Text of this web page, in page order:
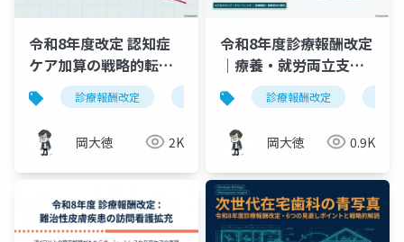
令和8年度改定 認知症
ケア加算の戦略的転換
｜点数引き上げと身体
的拘束減算の強化
診療報酬改定 認知症ケア加算 身体的拘束
岡大徳 2K
令和8年度診療報酬改定
｜療養・就労両立支援
指導料の構造的転換
診療報酬改定
岡大徳 0.9K